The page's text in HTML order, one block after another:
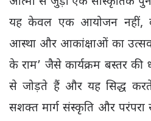
यह केवल एक आयोजन नहीं,
आस्था और आकांक्षाओं का उत्सव
के राम’ जैसे कार्यक्रम बस्तर की
से जोड़ते हैं और यह सिद्ध
सशक्त मार्ग संस्कृति और परंपरा